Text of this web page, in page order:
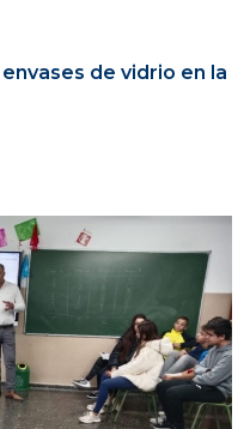
de vidrio en la